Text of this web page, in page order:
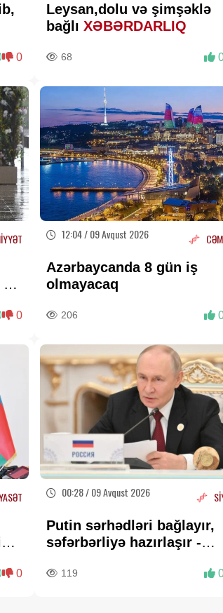
0
Leysan,dolu və şimşəklə
bağlı XƏBƏRDARLIQ
68
0
12:04 / 09 Avqust 2026
Azərbaycanda 8 gün iş
olmayacaq
206
0
00:28 / 09 Avqust 2026
Putin sərhədləri bağlayır,
səfərbərliyə hazırlaşır -
119